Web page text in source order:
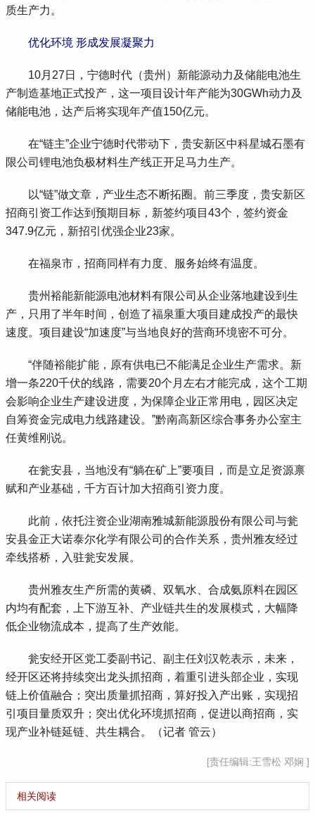
质生产力。
优化环境 形成发展凝聚力
10月27日，宁德时代（贵州）新能源动力及储能电池生
产制造基地正式投产，这一项目设计年产能为30GWh动力及
储能电池，达产后将实现年产值150亿元。
在“链主”企业宁德时代带动下，贵安新区中科星城石墨有
限公司锂电池负极材料生产线正开足马力生产。
以“链”做文章，产业生态不断拓圈。前三季度，贵安新区
招商引资工作达到预期目标，新签约项目43个，签约资金
347.9亿元，新招引优强企业23家。
在福泉市，招商同样有力度、服务始终有温度。
贵州裕能新能源电池材料有限公司从企业落地建设到生
产，只用了半年时间，创造了福泉重大项目建成投产的最快
速度。项目建设“加速度”与当地良好的营商环境密不可分。
“伴随裕能扩能，原有供电已不能满足企业生产需求。新
增一条220千伏的线路，需要20个月左右才能完成，这个工期
会影响企业生产建设进度，为保障企业正常用电，园区决定
自筹资金完成电力线路建设。”黔南高新区综合事务办公室主
任黄维刚说。
在瓮安县，当地没有“躺在矿上”要项目，而是立足资源禀
赋和产业基础，千方百计加大招商引资力度。
此前，依托注资企业湖南雅城新能源股份有限公司与瓮
安县金正大诺泰尔化学有限公司的合作关系，贵州雅友经过
牵线搭桥，入驻瓮安发展。
贵州雅友生产所需的黄磷、双氧水、合成氨原料在园区
内均有配套，上下游互补、产业链共生的发展模式，大幅降
低企业物流成本，提高了生产效能。
瓮安经开区党工委副书记、副主任刘汉乾表示，未来，
经开区还将持续突出龙头抓招商，着重引进头部企业，实现
链上价值融合；突出质量抓招商，算好投入产出账，实现招
引项目量质双升；突出优化环境抓招商，促进以商招商，实
现产业补链延链、共生耦合。（记者 管云）
[责任编辑:王雪松 邓娴 ]
相关阅读